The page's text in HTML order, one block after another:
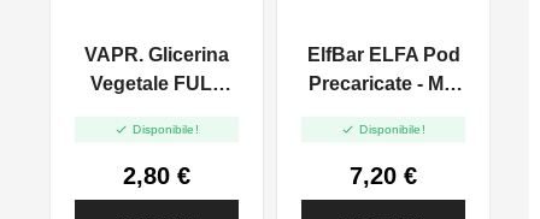
VAPR. Glicerina
Vegetale FULL
120ml
 Disponibile!
2,80 €
ElfBar ELFA Pod
Precaricate - Mix
 Disponibile!
7,20 €